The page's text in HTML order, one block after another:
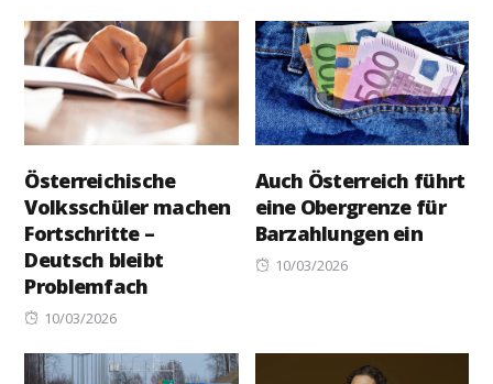
Österreichische
Volksschüler machen
Fortschritte –
Deutsch bleibt
Problemfach
Posted
10/03/2026
Auch Österreich führt
eine Obergrenze für
Barzahlungen ein
Posted
10/03/2026